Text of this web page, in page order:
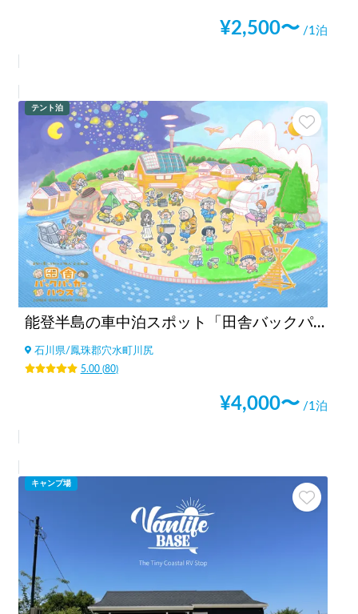
¥2,500〜 /1泊
テント泊
能登半島の車中泊スポット「田舎バックパッカーハウス Station 1」キャンピングカーだけでなく、ライダーのバイク旅人、チャリダー 自転車旅人、バックパッカーのテント泊もウェルカム！キャンピングカー素泊まりも可！夜中の予約も可能！
石川県/鳳珠郡穴水町川尻
5.00(80)
¥4,000〜 /1泊
キャンプ場